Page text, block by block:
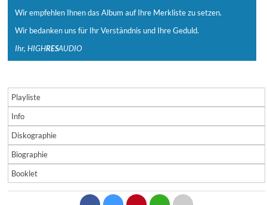
Wir empfehlen Ihnen das Album auf Ihre Merkliste zu setzen.
Wir bedanken uns für Ihr Verständnis und Ihre Geduld.
Ihr, HIGHRESAUDIO
Playliste
Info
Diskographie
Biographie
Booklet